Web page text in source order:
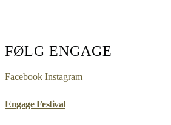
FØLG ENGAGE
Facebook Instagram
Engage Festival